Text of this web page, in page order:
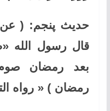
حدیث پنجم: (
قال رسول الله
بعد رمضان
رمضان ) « رواه